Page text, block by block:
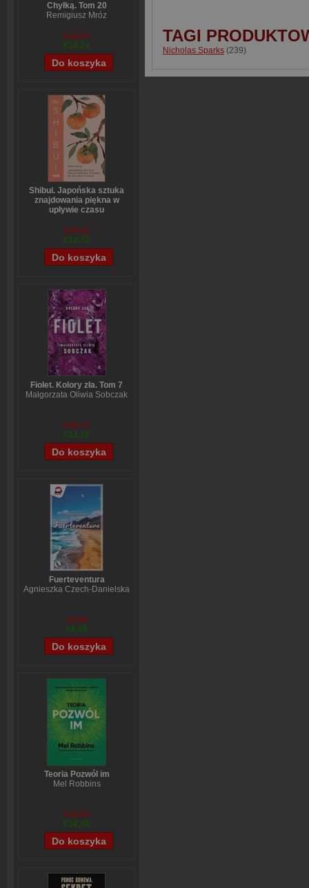
Chyłką. Tom 20
Remigiusz Mróz
€13,40
€10,24
Shibui. Japońska sztuka
znajdowania piękna w
upływie czasu
€14,92
€12,72
Fiolet. Kolory zła. Tom 7
Małgorzata Oliwia Sobczak
€15,17
€12,18
Fuerteventura
Agnieszka Czech-Danielska
€8,94
€6,59
Teoria Pozwól im
Mel Robbins
€13,90
€10,49
TAGI
Nicholas Sparks (239)